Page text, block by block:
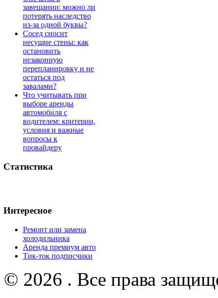
завещании: можно ли
потерять наследство
из-за одной буквы?
Сосед сносит
несущие стены: как
остановить
незаконную
перепланировку и не
остаться под
завалами?
Что учитывать при
выборе аренды
автомобиля с
водителем: критерии,
условия и важные
вопросы к
провайдеру
Статистика
Интересное
Ремонт или замена
холодильника
Аренда премиум авто
Тик-ток подписчики
© 2026 . Все права